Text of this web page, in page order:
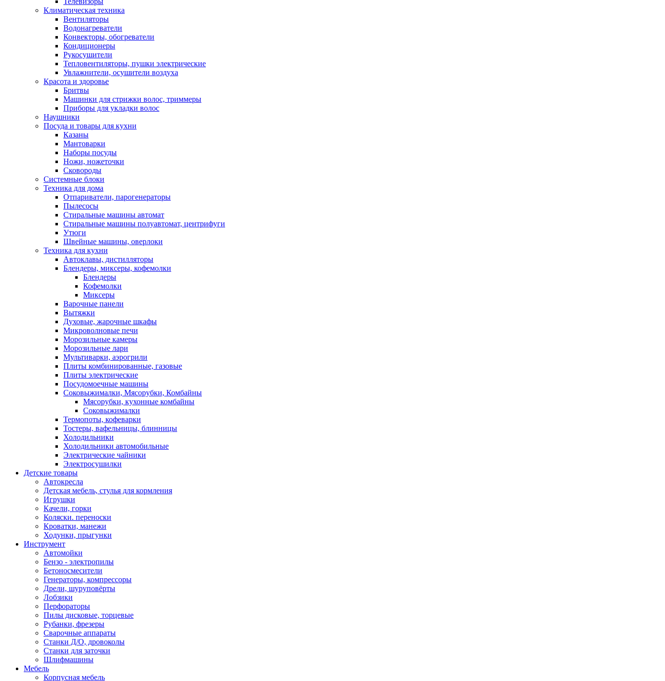
Климатическая техника
Вентиляторы
Водонагреватели
Конвекторы, обогреватели
Кондиционеры
Рукосушители
Тепловентиляторы, пушки электрические
Увлажнители, осушители воздуха
Красота и здоровье
Бритвы
Машинки для стрижки волос, триммеры
Приборы для укладки волос
Наушники
Посуда и товары для кухни
Казаны
Мантоварки
Наборы посуды
Ножи, ножеточки
Сковороды
Системные блоки
Техника для дома
Отпариватели, парогенераторы
Пылесосы
Стиральные машины автомат
Стиральные машины полуавтомат, центрифуги
Утюги
Швейные машины, оверлоки
Техника для кухни
Автоклавы, дистилляторы
Блендеры, миксеры, кофемолки
Блендеры
Кофемолки
Миксеры
Варочные панели
Вытяжки
Духовые, жарочные шкафы
Микроволновые печи
Морозильные камеры
Морозильные лари
Мультиварки, аэрогрили
Плиты комбинированные, газовые
Плиты электрические
Посудомоечные машины
Соковыжималки, Мясорубки, Комбайны
Мясорубки, кухонные комбайны
Соковыжималки
Термопоты, кофеварки
Тостеры, вафельницы, блинницы
Холодильники
Холодильники автомобильные
Электрические чайники
Электросушилки
Детские товары
Автокресла
Детская мебель, стулья для кормления
Игрушки
Качели, горки
Коляски. переноски
Кроватки, манежи
Ходунки, прыгунки
Инструмент
Автомойки
Бензо - электропилы
Бетоносмесители
Генераторы, компрессоры
Дрели, шуруповёрты
Лобзики
Перфораторы
Пилы дисковые, торцевые
Рубанки, фрезеры
Сварочные аппараты
Станки Д/О, дровоколы
Станки для заточки
Шлифмашины
Мебель
Корпусная мебель